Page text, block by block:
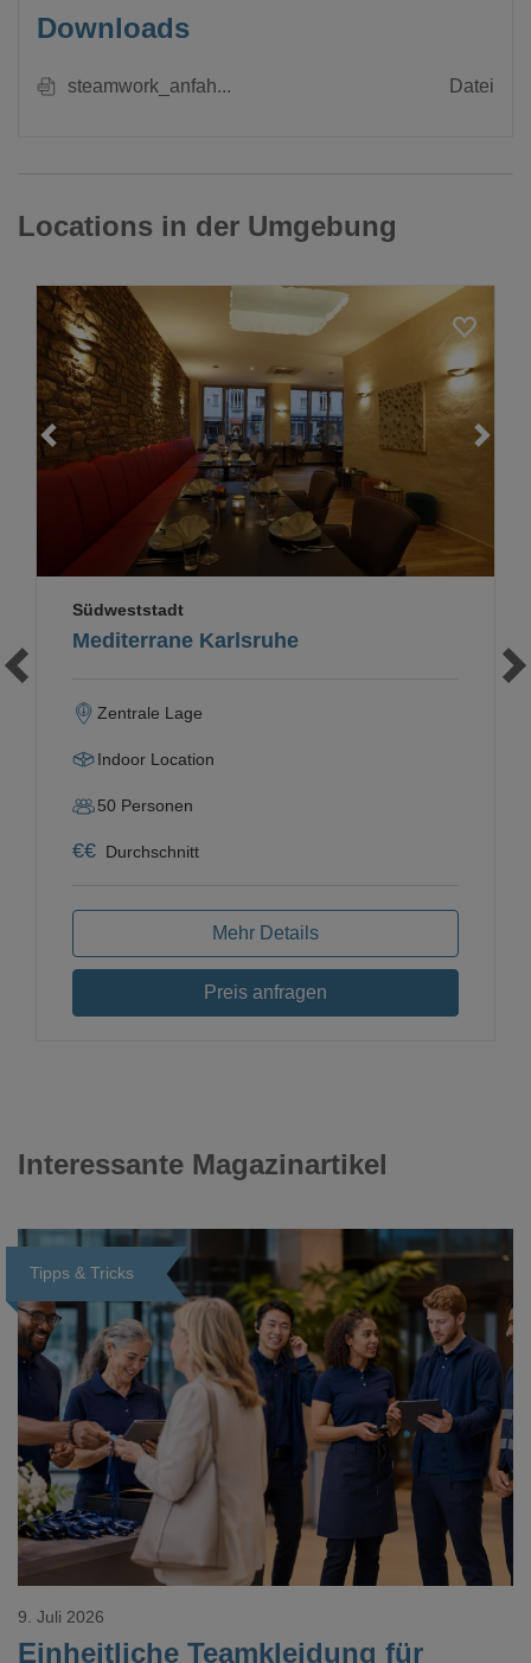
Downloads
steamwork_anfah... Datei
Locations in der Umgebung
Loading...
Mediterrane Karlsruhe
Südweststadt
Zentrale Lage
Indoor Location
50 Personen
€€ Durchschnitt
Mehr Details
Preis anfragen
Interessante Magazinartikel
Tipps & Tricks
Loading...
Einheitliche Teamkleidung für
9. Juli 2026